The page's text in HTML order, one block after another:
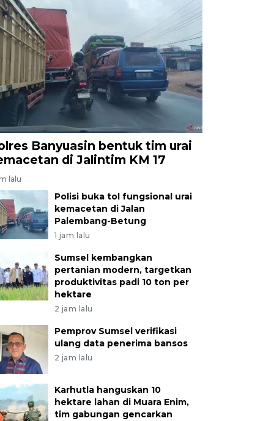
Banyuasin bentuk tim urai
di Jalintim KM 17
lalu
Polisi buka tol fungsional urai
kemacetan di Jalan
Palembang-Betung
1 jam lalu
Sumsel kembangkan
pertanian modern, targetkan
produktivitas padi 10 ton per
hektare
2 jam lalu
Pemprov Sumsel verifikasi
ulang data penerima bansos
2 jam lalu
Karhutla hanguskan 10
hektare lahan di Muara Enim,
tim gabungan gencarkan